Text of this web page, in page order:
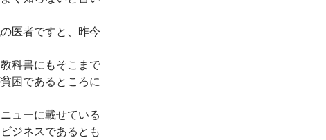
医者ですと、昨今
科書にもそこまで
困であるところに
ューに載せている
ジネスであるとも